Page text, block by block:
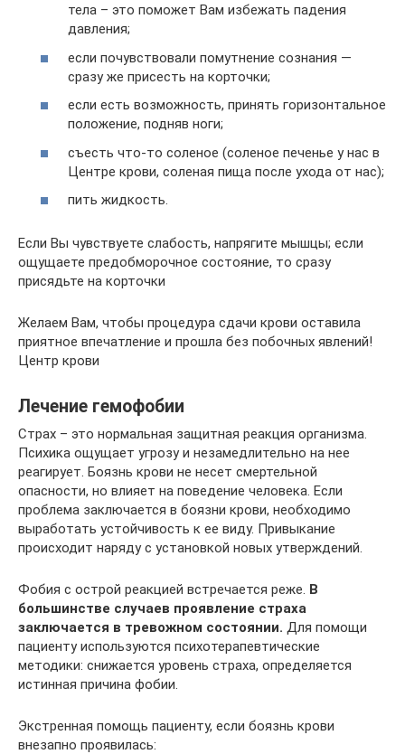
тела – это поможет Вам избежать падения
давления;
если почувствовали помутнение сознания —
сразу же присесть на корточки;
если есть возможность, принять горизонтальное
положение, подняв ноги;
съесть что-то соленое (соленое печенье у нас в
Центре крови, соленая пища после ухода от нас);
пить жидкость.
Если Вы чувствуете слабость, напрягите мышцы; если
ощущаете предобморочное состояние, то сразу
присядьте на корточки
Желаем Вам, чтобы процедура сдачи крови оставила
приятное впечатление и прошла без побочных явлений!
Центр крови
Лечение гемофобии
Страх – это нормальная защитная реакция организма.
Психика ощущает угрозу и незамедлительно на нее
реагирует. Боязнь крови не несет смертельной
опасности, но влияет на поведение человека. Если
проблема заключается в боязни крови, необходимо
выработать устойчивость к ее виду. Привыкание
происходит наряду с установкой новых утверждений.
Фобия с острой реакцией встречается реже. В
большинстве случаев проявление страха
заключается в тревожном состоянии. Для помощи
пациенту используются психотерапевтические
методики: снижается уровень страха, определяется
истинная причина фобии.
Экстренная помощь пациенту, если боязнь крови
внезапно проявилась: